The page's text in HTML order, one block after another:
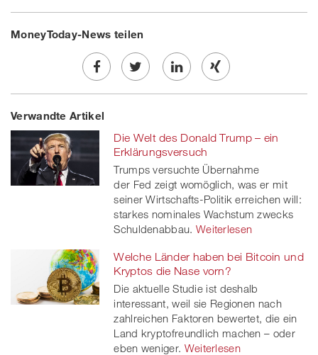
MoneyToday-News teilen
Share
on
Facebook
Twe
on
twitt
er
Share
linkedin
Share
Xing
Verwandte Artikel
Die Welt des Donald Trump – ein
Erklärungsversuch
Trumps versuchte Übernahme
der Fed zeigt womöglich, was er mit
seiner Wirtschafts-Politik erreichen will:
starkes nominales Wachstum zwecks
Schuldenabbau. Weiterlesen
Welche Länder haben bei Bitcoin und
Kryptos die Nase vorn?
Die aktuelle Studie ist deshalb
interessant, weil sie Regionen nach
zahlreichen Faktoren bewertet, die ein
Land kryptofreundlich machen – oder
eben weniger. Weiterlesen